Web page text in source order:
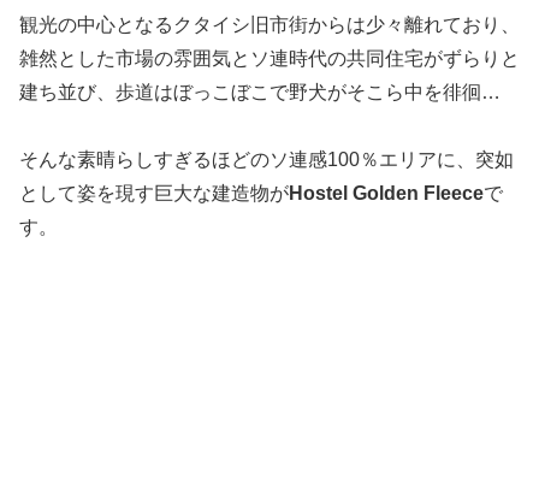
観光の中心となるクタイシ旧市街からは少々離れており、
雑然とした市場の雰囲気とソ連時代の共同住宅がずらりと
建ち並び、歩道はぼっこぼこで野犬がそこら中を徘徊…
そんな素晴らしすぎるほどのソ連感100％エリアに、突如
として姿を現す巨大な建造物がHostel Golden Fleeceで
す。